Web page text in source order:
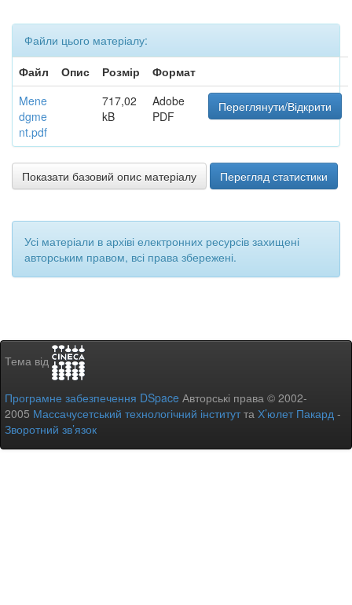
Файли цього матеріалу:
Файл
Опис Розмір
Формат
Mene
dgme
nt.pdf
717,02
kB
Adobe
PDF
Переглянути/Відкрити
Показати базовий опис матеріалу Перегляд статистики
Усі матеріали в архіві електронних ресурсів захищені
авторським правом, всі права збережені.
Тема від
Програмне забезпечення DSpace Авторські права © 2002-
2005 Массачусетський технологічний інститутта Х’юлет Пакард -
Зворотний зв’язок